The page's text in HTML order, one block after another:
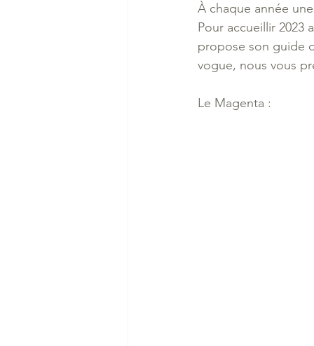
À chaque année
Pour accueillir 2023
propose son guide
vogue, nous vous
Le Magenta :